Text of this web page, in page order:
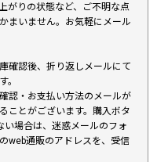
がりの状態など、ご不明な点
まいません。お気軽にメール
確認後、折り返しメールにて
。
認・お支払い方法のメールが
ことがございます。購入ボタ
い場合は、迷惑メールのフォ
web通販のアドレスを、受信